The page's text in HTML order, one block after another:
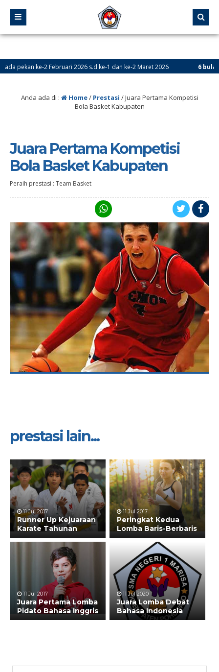
ke-2 Februari 2026 s.d ke-1 dan ke-2 Maret 2026
6 bulan
tanggal 24 Mei – 18 Juni 2026
Anda ada di : Home/ Prestasi /Juara Pertama Kompetisi
Bola Basket Kabupaten
Juara Pertama Kompetisi
Bola Basket Kabupaten
Peraih prestasi : Team Basket
prestasi lain...
11 Jul 2017
Runner Up Kejuaraan
Karate Tahunan
11 Jul 2017
Peringkat Kedua
Lomba Baris-Berbaris
11 Jul 2017
Juara Pertama Lomba
Pidato Bahasa Inggris
11 Jul 2020
Juara Lomba Debat
Bahasa Indonesia